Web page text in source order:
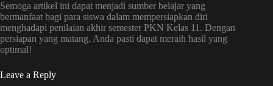
Semoga artikel ini dapat menjadi sumber belajar yang
bermanfaat bagi para siswa dalam mempersiapkan diri
menghadapi penilaian akhir semester PKN Kelas 11. Dengan
persiapan yang matang, Anda pasti dapat meraih hasil yang
optimal!
Leave a Reply